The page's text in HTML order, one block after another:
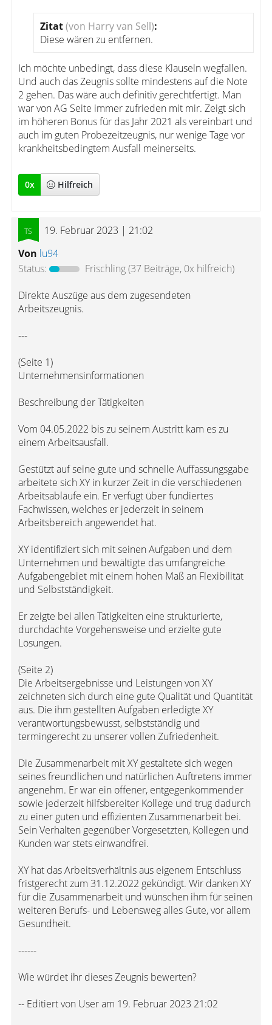
Zitat(von Harry van Sell):
Diese wären zu entfernen.
Ich möchte unbedingt, dass diese Klauseln wegfallen.
Und auch das Zeugnis sollte mindestens auf die Note
2 gehen. Das wäre auch definitiv gerechtfertigt. Man
war von AG Seite immer zufrieden mit mir. Zeigt sich
im höheren Bonus für das Jahr 2021 als vereinbart und
auch im guten Probezeitzeugnis, nur wenige Tage vor
krankheitsbedingtem Ausfall meinerseits.
0x Hilfreich
19. Februar 2023 | 21:02
Von lu94
Status:
Frischling(37 Beiträge, 0x hilfreich)
Direkte Auszüge aus dem zugesendeten
Arbeitszeugnis.
---
(Seite 1)
Unternehmensinformationen
Beschreibung der Tätigkeiten
Vom 04.05.2022 bis zu seinem Austritt kam es zu
einem Arbeitsausfall.
Gestützt auf seine gute und schnelle Auffassungsgabe
arbeitete sich XY in kurzer Zeit in die verschiedenen
Arbeitsabläufe ein. Er verfügt über fundiertes
Fachwissen, welches er jederzeit in seinem
Arbeitsbereich angewendet hat.
XY identifiziert sich mit seinen Aufgaben und dem
Unternehmen und bewältigte das umfangreiche
Aufgabengebiet mit einem hohen Maß an Flexibilität
und Selbstständigkeit.
Er zeigte bei allen Tätigkeiten eine strukturierte,
durchdachte Vorgehensweise und erzielte gute
Lösungen.
(Seite 2)
Die Arbeitsergebnisse und Leistungen von XY
zeichneten sich durch eine gute Qualität und Quantität
aus. Die ihm gestellten Aufgaben erledigte XY
verantwortungsbewusst, selbstständig und
termingerecht zu unserer vollen Zufriedenheit.
Die Zusammenarbeit mit XY gestaltete sich wegen
seines freundlichen und natürlichen Auftretens immer
angenehm. Er war ein offener, entgegenkommender
sowie jederzeit hilfsbereiter Kollege und trug dadurch
zu einer guten und effizienten Zusammenarbeit bei.
Sein Verhalten gegenüber Vorgesetzten, Kollegen und
Kunden war stets einwandfrei.
XY hat das Arbeitsverhältnis aus eigenem Entschluss
fristgerecht zum 31.12.2022 gekündigt. Wir danken XY
für die Zusammenarbeit und wünschen ihm für seinen
weiteren Berufs- und Lebensweg alles Gute, vor allem
Gesundheit.
------
Wie würdet ihr dieses Zeugnis bewerten?
-- Editiert von User am 19. Februar 2023 21:02